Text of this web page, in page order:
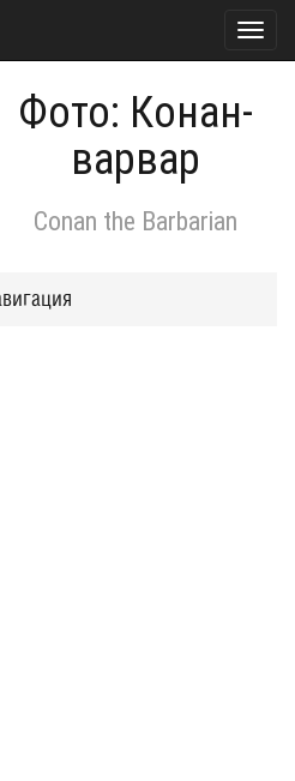
Фото: Конан-
варвар
Conan the Barbarian